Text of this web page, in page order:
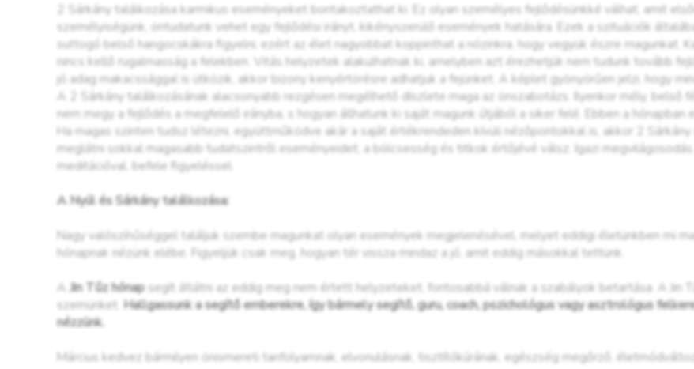
2 Sárkány találkozása karmikus eseményeket bontakoztathat ki. Ez olyan személyes fejlődésünkké válhat, amit
személyiségünk, öntudatunk vehet egy fejlődési irányt, kikényszerülő események hatására. Ezek a szituációk
suttogó belső hangocskákra figyelni, ezért az élet nagyobbat koppinthat a nózinkra, hogy vegyük észre magunkat.
nincs kellő rugalmasság a felekben. Vitás helyzetek alakulhatnak ki, amelyben azt érezhetjük nem tudunk tovább
jó adag makacssággal is ütközik, akkor bizony kenyértörésre adhatjuk a fejünket. A képlet gyönyörűen jelzi, hogy
A 2 Sárkány találkozásának alacsonyabb rezgésen megélhető díszlete maga az önszabotázs. Ilyenkor mély, belső
nem megy a fejlődés a megfelelő irányba, s hogyan állhatunk ki saját magunk útjából a siker felé. Ebben a hónapban
Ha magas szinten tudsz létezni, együttműködve akár a saját értékrendeden kívüli nézőpontokkal is, akkor 2
meglátni sokkal magasabb tudatszintről eseményeidet, a bölcsesség és titkok értőjévé válsz. Igazi
meditációval, befele figyeléssel.
A Nyúl és Sárkány találkozása:
Nagy valószínűséggel találjuk szembe magunkat olyan események megjelenésével, melyet eddigi életünkben mi
hónapnak nézünk elébe. Figyeljük csak meg, hogyan tér vissza mindaz a jó, amit eddig másokkal tettünk.
A Jin Tűz hónapsegít átlátni az eddig meg nem értett helyzeteket, fontosabbá válnak a szabályok betartása. A Jin
szemünket. Hallgassunk a segítő emberekre, így bármely segítő, guru, coach, pszichológus vagy asztrológus
nézzünk.
Március kedvez bármilyen önismereti tanfolyamnak, elvonulásnak, tisztítókúrának, egészség megőrző,